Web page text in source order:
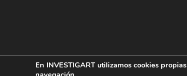
En INVESTIGART utilizamos cookies